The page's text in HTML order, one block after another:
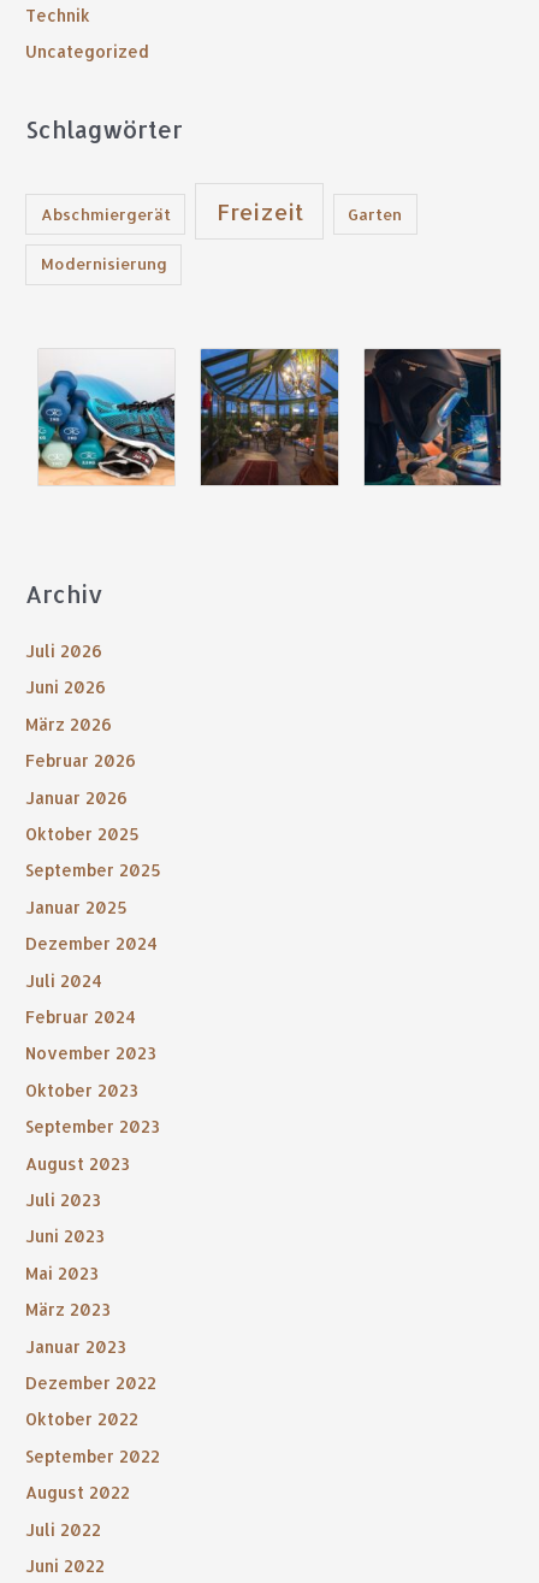
:Technik
Uncategorized
Schlagwörter
Abschmiergerät Freizeit Garten
Modernisierung
Archiv
Juli 2026
Juni 2026
März 2026
Februar 2026
Januar 2026
Oktober 2025
September 2025
Januar 2025
Dezember 2024
Juli 2024
Februar 2024
November 2023
Oktober 2023
September 2023
August 2023
Juli 2023
Juni 2023
Mai 2023
März 2023
Januar 2023
Dezember 2022
Oktober 2022
September 2022
August 2022
Juli 2022
Juni 2022